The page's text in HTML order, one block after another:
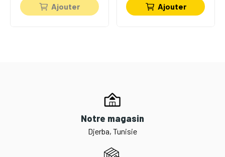
Ajouter Ajouter
Notre magasin
Djerba, Tunisie